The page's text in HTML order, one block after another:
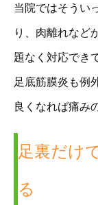
当院ではそうい
り、肉離れなど
題なく対応でき
足底筋膜炎も例
良くなれば痛み
足裏だけ
る